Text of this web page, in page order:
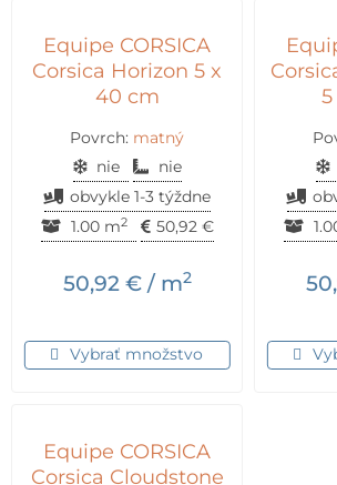
Equipe CORSICA
Corsica Horizon 5 x
40 cm
Povrch: matný
nie
nie
obvykle 1-3 týždne
1.00 m2 50,92 €
50,92 €/ m2
Vybrať množstvo
Equipe CORSICA
Corsica Cloudstone